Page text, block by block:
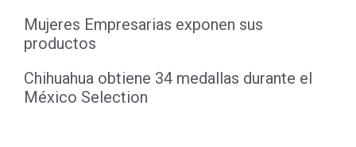
Mujeres Empresarias exponen sus
productos
Chihuahua obtiene 34 medallas durante el
México Selection